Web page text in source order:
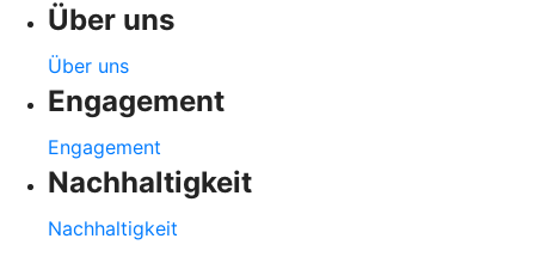
Über uns
Über uns
Engagement
Engagement
Nachhaltigkeit
Nachhaltigkeit